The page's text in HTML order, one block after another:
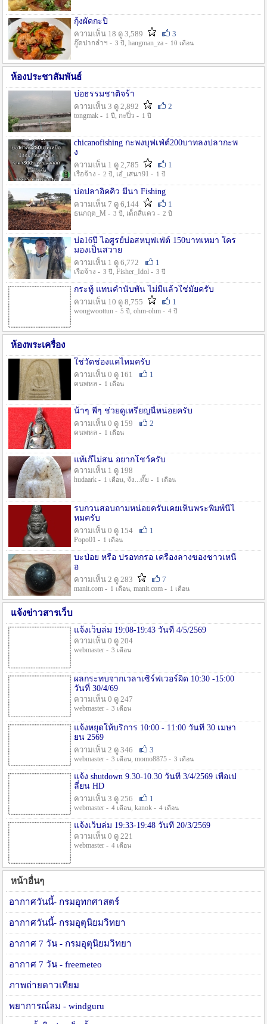
กุ้งผัดกะปิ
ความเห็น 18 ดู 3,589
3
อู๊ดปากลำฯ - 3 ปี , hangman_za - 10 เดือน
ห้องประชาสัมพันธ์
บ่อธรรมชาติจร้า
ความเห็น 3 ดู 2,892
2
tongmak - 1 ปี , กะปิ๋ว - 1 ปี
chicanofishing กะพงบุฟเฟ่ต์200บาทลงปลากะพ
ง
ความเห็น 1 ดู 2,785
1
เรือจ้าง - 2 ปี , เอ๋_เสนา91 - 1 ปี
บ่อปลาอิคคิว มีนา Fishing
ความเห็น 7 ดู 6,144
1
ธนกฤต_M - 3 ปี , เด็กสี่แคว - 2 ปี
บ่อ16ปี ไอศูรย์บ่อสหบุฟเฟ่ต์ 150บาทเหมา ใคร
มองเป็นสวาย
ความเห็น 1 ดู 6,772
1
เรือจ้าง - 3 ปี , Fisher_Idol - 3 ปี
กระทู้ แทนคำนับพัน ไม่มีแล้วใช่มั๊ยครับ
ความเห็น 10 ดู 8,755
1
wongwoottun - 5 ปี , ohm-ohm - 4 ปี
ห้องพระเครื่อง
ใช่วัดช่องแคไหมครับ
ความเห็น 0 ดู 161
1
คนพหล - 1 เดือน
น้าๆ พี่ๆ ช่วยดูเหรียญนี้หน่อยครับ
ความเห็น 0 ดู 159
2
คนพหล - 1 เดือน
แท้เก๊ไม่สน อยากโชว์ครับ
ความเห็น 1 ดู 198
hudaark - 1 เดือน, จัง...ดั๊ย - 1 เดือน
รบกวนสอบถามหน่อยครับเคยเห็นพระพิมพ์นี้ไ
หมครับ
ความเห็น 0 ดู 154
1
Popo01 - 1 เดือน
บะป่อย หรือ ปรอทกรอ เครื่องลางของชาวเหนื
อ
ความเห็น 2 ดู 283
7
manit.com - 1 เดือน, manit.com - 1 เดือน
แจ้งข่าวสารเว็บ
แจ้งเว็บล่ม 19:08-19:43 วันที่ 4/5/2569
ความเห็น 0 ดู 204
webmaster - 3 เดือน
ผลกระทบจากเวลาเซิร์ฟเวอร์ผิด 10:30 -15:00
วันที่ 30/4/69
ความเห็น 0 ดู 247
webmaster - 3 เดือน
แจ้งหยุดให้บริการ 10:00 - 11:00 วันที่ 30 เมษา
ยน 2569
ความเห็น 2 ดู 346
3
webmaster - 3 เดือน, momo8875 - 3 เดือน
แจ้ง shutdown 9.30-10.30 วันที่ 3/4/2569 เพื่อเป
ลี่ยน HD
ความเห็น 3 ดู 256
1
webmaster - 4 เดือน, kanok - 4 เดือน
แจ้งเว็บล่ม 19:33-19:48 วันที่ 20/3/2569
ความเห็น 0 ดู 221
webmaster - 4 เดือน
หน้าอื่นๆ
อากาศวันนี้- กรมอุทกศาสตร์
อากาศวันนี้- กรมอุตุนิยมวิทยา
อากาศ 7 วัน - กรมอุตุนิยมวิทยา
อากาศ 7 วัน - freemeteo
ภาพถ่ายดาวเทียม
พยาการณ์ลม - windguru